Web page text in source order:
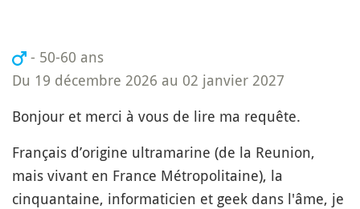
- 50-60 ans
Du 19 décembre 2026 au 02 janvier 2027
Bonjour et merci à vous de lire ma requête.
Français d’origine ultramarine (de la Reunion,
mais vivant en France Métropolitaine), la
cinquantaine, informaticien et geek dans l'âme, je